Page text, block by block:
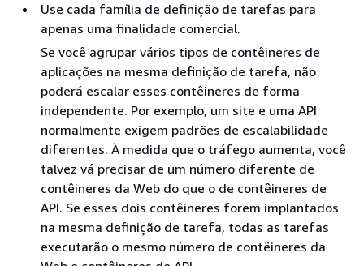
Use cada família de definição de tarefas para
apenas uma finalidade comercial.
Se você agrupar vários tipos de contêineres de
aplicações na mesma definição de tarefa, não
poderá escalar esses contêineres de forma
independente. Por exemplo, um site e uma API
normalmente exigem padrões de escalabilidade
diferentes. À medida que o tráfego aumenta, você
talvez vá precisar de um número diferente de
contêineres da Web do que o de contêineres de
API. Se esses dois contêineres forem implantados
na mesma definição de tarefa, todas as tarefas
executarão o mesmo número de contêineres da